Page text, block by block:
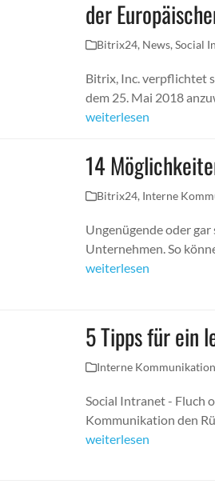
der
Bitrix24, News, Social
Bitrix, Inc. verpflichtet
dem 25. Mai 2018
weiterlesen
14
Bitrix24, Interne
Ungenügende oder
Unternehmen. So
weiterlesen
5 Tipps für ein
Interne Kommunikation
Social Intranet - Fluch
Kommunikation den
weiterlesen